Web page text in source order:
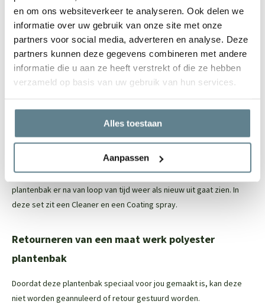
en om ons websiteverkeer te analyseren. Ook delen we
informatie over uw gebruik van onze site met onze
partners voor social media, adverteren en analyse. Deze
partners kunnen deze gegevens combineren met andere
informatie die u aan ze heeft verstrekt of die ze hebben
verzameld op basis van uw gebruik van hun services.
Alles toestaan
Aanpassen
De plantenbak heeft een robuuste uitstraling en een mooie
randafwerking
Door en door gekleurd, ruime keuze uit ral kleuren
Vele maatwerk opties mogelijk
Let op: de onderkant van de polyester plantenbak is niet (netjes)
afgewerkt, maar dit is niet zichtbaar
Eenvoudig onderhoud
Om de polyester plantenbak zo stralend mogelijk te houden, raden
recovery packagete gebruiken. Met deze set reinig
je eenvoudig je polyester plantenbak en zorg je ervoor dat de jouw
plantenbak er na van loop van tijd weer als nieuw uit gaat zien. In
deze set zit een Cleaneren een Coating spray.
Retourneren van een maat werk polyester
plantenbak
Doordat deze plantenbak speciaal voor jou gemaakt is, kan deze
niet worden geannuleerd of retour gestuurd worden.